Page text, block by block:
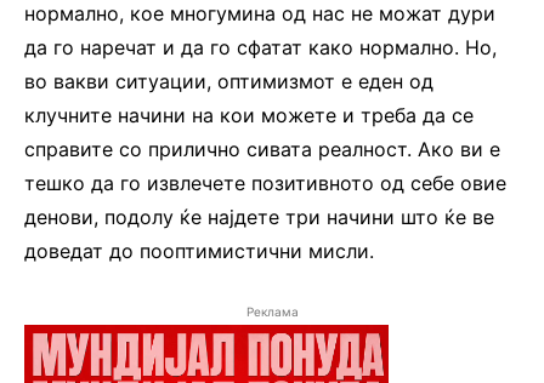
нормално, кое многумина од нас не можат дури
да го наречат и да го сфатат како нормално. Но,
во вакви ситуации, оптимизмот е еден од
клучните начини на кои можете и треба да се
справите со прилично сивата реалност. Ако ви е
тешко да го извлечете позитивното од себе овие
денови, подолу ќе најдете три начини што ќе ве
доведат до пооптимистични мисли.
Реклама